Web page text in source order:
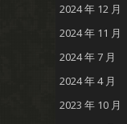
2024 年 12 月
2024 年 11 月
2024 年 7 月
2024 年 4 月
2023 年 10 月